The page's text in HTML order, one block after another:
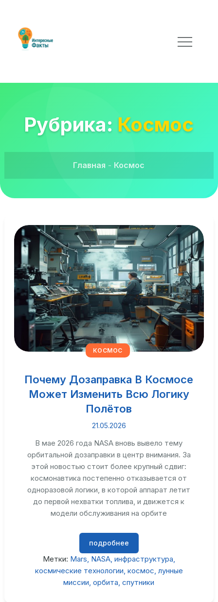
Рубрика: Космос
Главная Космос
КОСМОС
Почему Дозаправка В Космосе
Может Изменить Всю Логику
Полётов
21.05.2026
В мае 2026 года NASA вновь вывело тему
орбитальной дозаправки в центр внимания. За
этой новостью стоит более крупный сдвиг:
космонавтика постепенно отказывается от
одноразовой логики, в которой аппарат летит
до первой нехватки топлива, и движется к
модели обслуживания на орбите
подробнее
Метки: Mars NASA инфраструктура
космические технологии космос лунные
миссии орбита спутники